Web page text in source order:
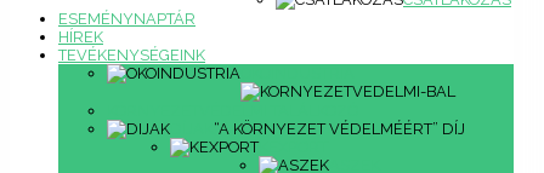
ESEMÉNYNAPTÁR
HÍREK
TEVÉKENYSÉGEINK
“A KÖRNYEZET VÉDELMÉÉRT” DÍJ
KEXPORT